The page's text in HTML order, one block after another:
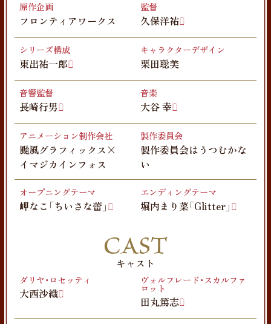
原作企画
フロンティアワークス
監督
久保洋祐
シリーズ構成
東出祐一郎
キャラクターデザイン
栗田聡美
音響監督
長崎行男
音楽
大谷 幸
アニメーション制作会社
颱風グラフィックス×
イマジカインフォス
製作委員会
製作委員会はうつむかな
い
オープニングテーマ
岬なこ「ちいさな蕾」
エンディングテーマ
堀内まり菜「Glitter」
CAST
キャスト
ダリヤ・ロセッティ
大西沙織
ヴォルフレード・スカルファ
ロット
田丸篤志